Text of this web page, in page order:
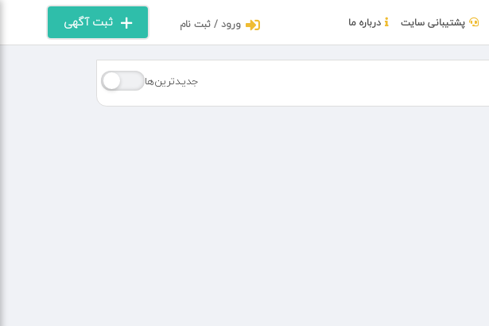
ثبت آگهی ورود / ثبت نام پشتیبانی سایت درباره ما
جدیـدترین‌ها